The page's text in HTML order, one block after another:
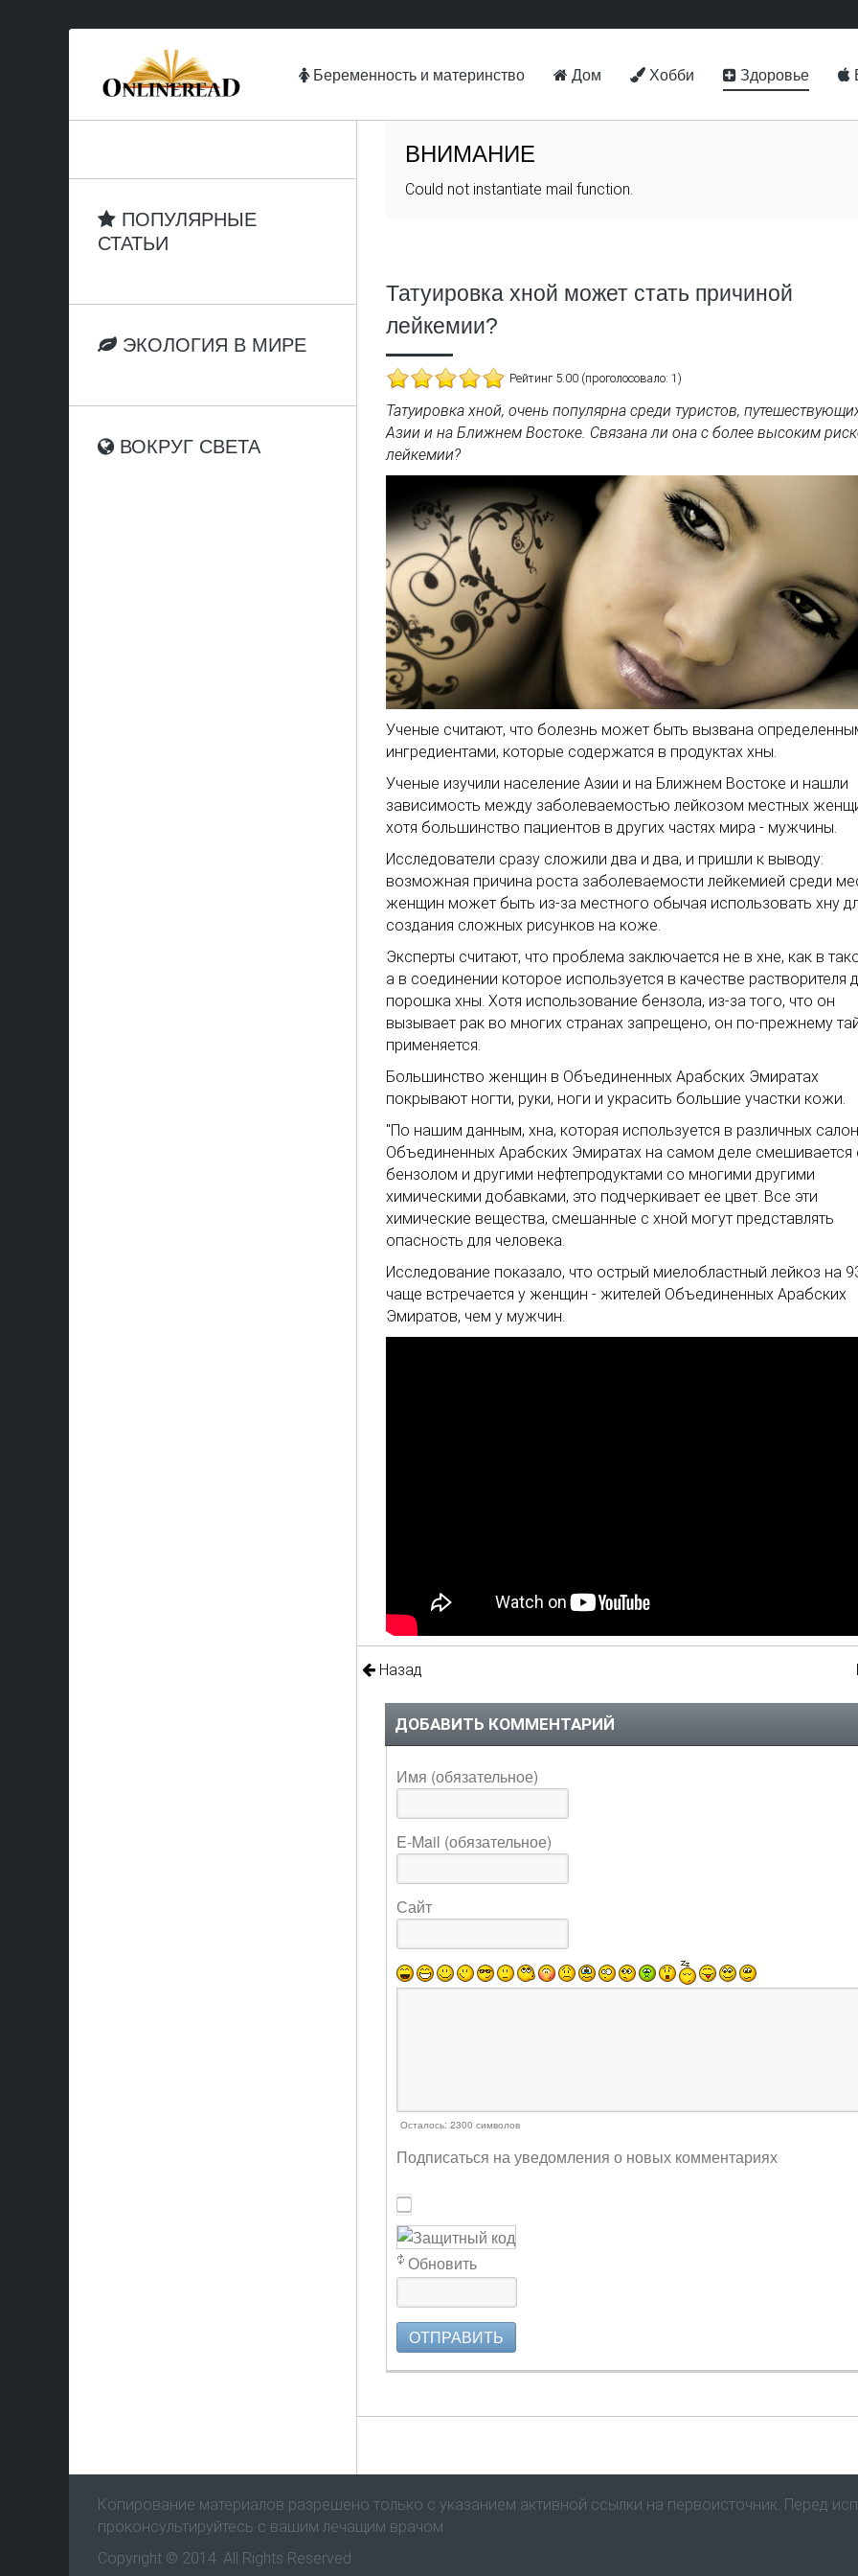
Беременность и материнство Дом Хобби Здоровье
ВНИМАНИЕ
Could not instantiate mail function.
Татуировка хной может стать причиной
лейкемии?
Рейтинг 5.00 (проголосовало: 1)
Татуировка хной, очень популярна среди туристов,
Азии и на Ближнем Востоке. Связана ли она с более высоким
лейкемии?
Ученые считают, что болезнь может быть вызвана
ингредиентами, которые содержатся в продуктах хны.
Ученые изучили население Азии и на Ближнем Востоке и нашли
зависимость между заболеваемостью лейкозом местных
хотя большинство пациентов в других частях мира - мужчины.
Исследователи сразу сложили два и два, и пришли к выводу:
возможная причина роста заболеваемости лейкемией среди
женщин может быть из-за местного обычая использовать хну
создания сложных рисунков на коже.
Эксперты считают, что проблема заключается не в хне, как в
а в соединении которое используется в качестве растворителя
порошка хны. Хотя использование бензола, из-за того, что он
вызывает рак во многих странах запрещено, он по-прежнему
применяется.
Большинство женщин в Объединенных Арабских Эмиратах
покрывают ногти, руки, ноги и украсить большие участки кожи.
"По нашим данным, хна, которая используется в различных
Объединенных Арабских Эмиратах на самом деле смешивается
бензолом и другими нефтепродуктами со многими другими
химическими добавками, это подчеркивает ее цвет. Все эти
химические вещества, смешанные с хной могут представлять
опасность для человека.
Исследование показало, что острый миелобластный лейкоз на
чаще встречается у женщин - жителей Объединенных Арабских
Эмиратов, чем у мужчин.
Назад
ДОБАВИТЬ КОММЕНТАРИЙ
Имя (обязательное)
E-Mail (обязательное)
Сайт
Осталось: 2300 символов
Подписаться на уведомления о новых комментариях
Обновить
ОТПРАВИТЬ
ПОПУЛЯРНЫЕ
СТАТЬИ
ЭКОЛОГИЯ В МИРЕ
ВОКРУГ СВЕТА
Копирование материалов разрешено только с указанием активной ссылки на первоисточник. Перед
проконсультируйтесь с вашим лечащим врачом.
Copyright © 2014. All Rights Reserved.